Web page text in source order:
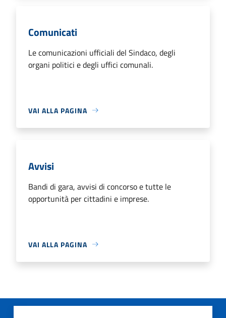
Comunicati
Le comunicazioni ufficiali del Sindaco, degli
organi politici e degli uffici comunali.
VAI ALLA PAGINA
Avvisi
Bandi di gara, avvisi di concorso e tutte le
opportunità per cittadini e imprese.
VAI ALLA PAGINA